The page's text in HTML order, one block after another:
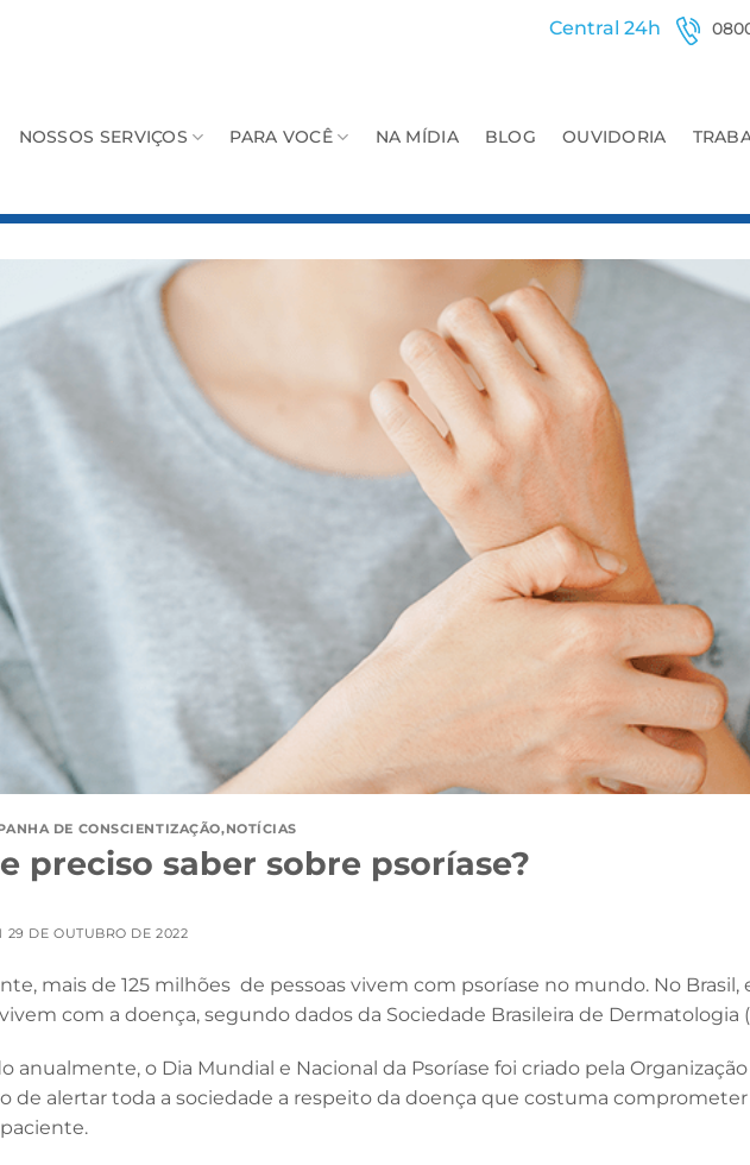
Central 24h
NOSSOS SERVIÇOS PARA VOCÊ NA MÍDIA BLOG OUVIDORIA
DE CONSCIENTIZAÇÃO,NOTÍCIAS
preciso saber sobre psoríase?
29 DE OUTUBRO DE 2022
mais de 125 milhões de pessoas vivem com psoríase no mundo. No Brasil,
com a doença, segundo dados da Sociedade Brasileira de Dermatologia
anualmente, o Dia Mundial e Nacional da Psoríase foi criado pela
de alertar toda a sociedade a respeito da doença que costuma